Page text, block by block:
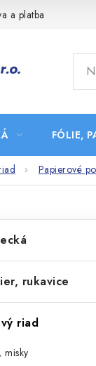
a platba
FÓLIE,
Papierové
rukavice
riad
misky